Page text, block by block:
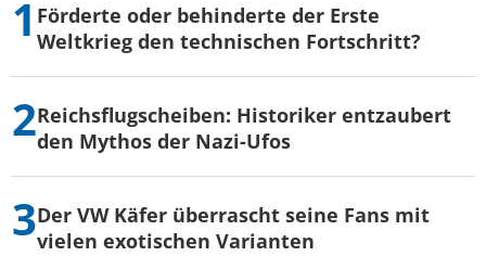
Förderte oder behinderte der Erste
Weltkrieg den technischen Fortschritt?
Reichsflugscheiben: Historiker entzaubert
den Mythos der Nazi-Ufos
Der VW Käfer überrascht seine Fans mit
vielen exotischen Varianten